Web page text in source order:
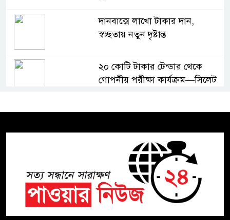
দানবাক্সে লাখো টাকার দান,
স্বচ্ছতায় নতুন দৃষ্টান্ত
২০ কোটি টাকার টেন্ডার থেকে
গোপনীয় পরীক্ষা কার্যক্রম—সিলেট
সিলেটে চিকিৎসকের কিশোর ছেলের
ঝুলন্ত মরদেহ উদ্ধার
শতাব্দী রায়ের বাড়িতে বিদ্রোহীদের
বৈঠক, পশ্চিমবঙ্গে তৃনমূলে ভাঙনের
ইঙ্গিত !